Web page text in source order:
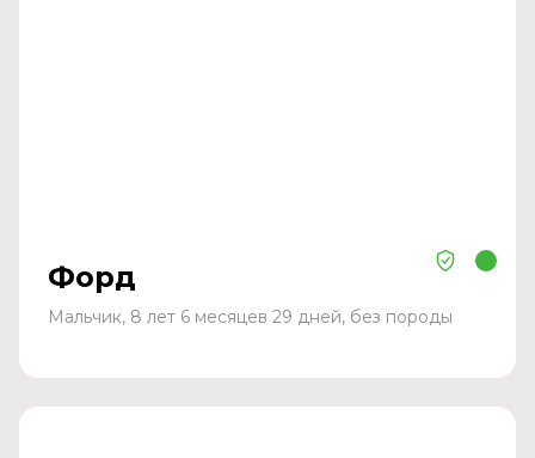
Форд
Мальчик, 8 лет 6 месяцев 29 дней, без породы